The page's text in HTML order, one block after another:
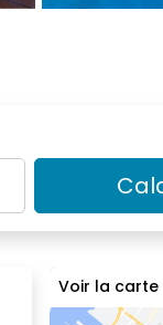
Voir la carte